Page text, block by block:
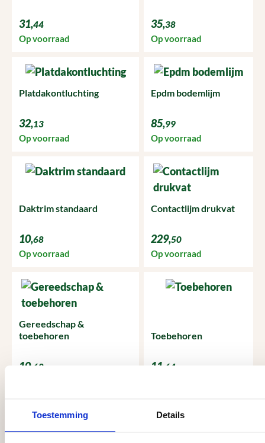
Toestemming Details
31,44
Op voorraad
35,38
Op voorraad
Platdakontluchting
32,13
Op voorraad
Epdm bodemlijm
85,99
Op voorraad
Daktrim standaard
10,68
Op voorraad
Contactlijm drukvat
229,50
Op voorraad
Gereedschap &
toebehoren
10, 68
Toebehoren
11, 64